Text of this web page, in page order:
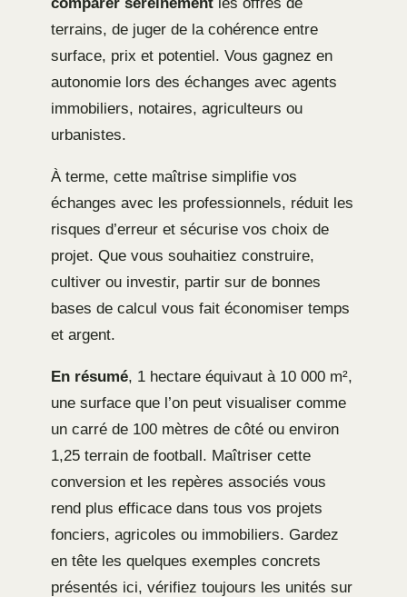
terrains, de juger de la cohérence entre
surface, prix et potentiel. Vous gagnez en
autonomie lors des échanges avec agents
immobiliers, notaires, agriculteurs ou
urbanistes.
À terme, cette maîtrise simplifie vos
échanges avec les professionnels, réduit les
risques d’erreur et sécurise vos choix de
projet. Que vous souhaitiez construire,
cultiver ou investir, partir sur de bonnes
bases de calcul vous fait économiser temps
et argent.
En résumé, 1 hectare équivaut à 10 000 m²,
une surface que l’on peut visualiser comme
un carré de 100 mètres de côté ou environ
1,25 terrain de football. Maîtriser cette
conversion et les repères associés vous
rend plus efficace dans tous vos projets
fonciers, agricoles ou immobiliers. Gardez
en tête les quelques exemples concrets
présentés ici, vérifiez toujours les unités sur